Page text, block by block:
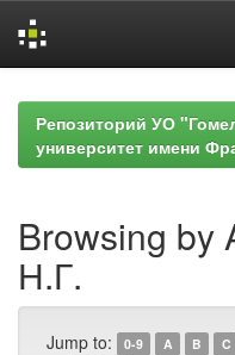
navigationРепозиторий УО
университет имени
Browsing by
Н.Г.
Jump to: 0-9 A B C